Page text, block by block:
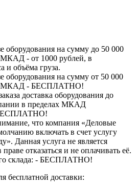
оборудования на сумму до 50 000
МКАД - от 1000 рублей, в
и объёма груза.
оборудования на сумму от 50 000
МКАД - БЕСПЛАТНО!
доставка оборудования до
в пределах МКАД
БЕСПЛАТНО!
что компания «Деловые
включать в счет услугу
Данная услуга не является
отказаться и не оплачивать её.
склада: - БЕСПЛАТНО!
бесплатной доставки: